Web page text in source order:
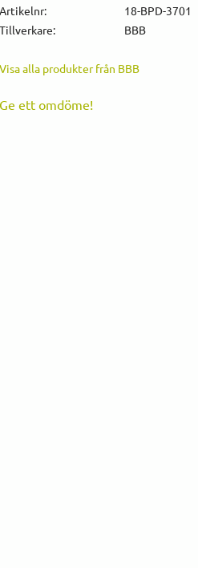
18-BPD-3701
BBB
alla produkter från BBB
ett omdöme!